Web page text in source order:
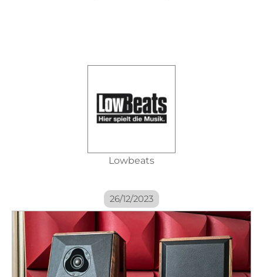
Lowbeats
26/12/2023